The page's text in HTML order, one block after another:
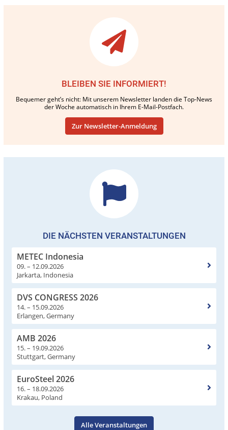
BLEIBEN SIE INFORMIERT!
Bequemer geht’s nicht: Mit unserem Newsletter landen die Top-News
der Woche automatisch in Ihrem E-Mail-Postfach.
Zur Newsletter-Anmeldung
DIE NÄCHSTEN VERANSTALTUNGEN
METEC Indonesia
09. – 12.09.2026
Jarkarta, Indonesia
DVS CONGRESS 2026
14. – 15.09.2026
Erlangen, Germany
AMB 2026
15. – 19.09.2026
Stuttgart, Germany
EuroSteel 2026
16. – 18.09.2026
Krakau, Poland
Alle Veranstaltungen